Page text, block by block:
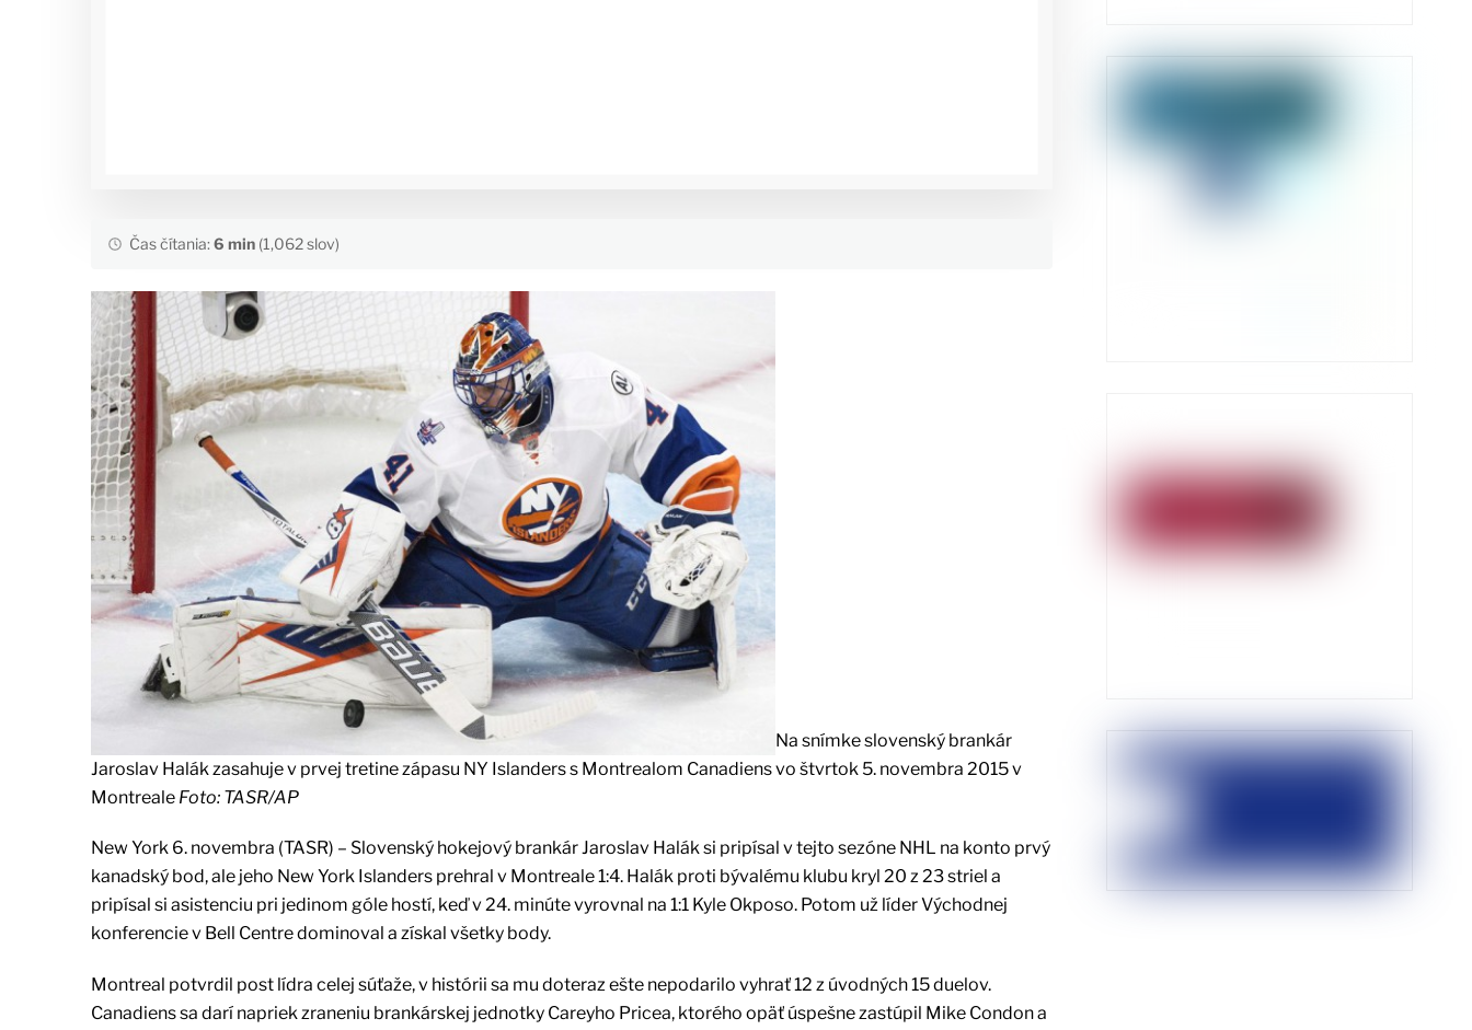
Čas čítania:6 min(1,062 slov)
Na snímke slovenský brankár
Jaroslav Halák zasahuje v prvej tretine zápasu NY Islanders s Montrealom Canadiens vo štvrtok 5. novembra 2015 v
Montreale Foto: TASR/AP
New York 6. novembra (TASR) – Slovenský hokejový brankár Jaroslav Halák si pripísal v tejto sezóne NHL na konto prvý
kanadský bod, ale jeho New York Islanders prehral v Montreale 1:4. Halák proti bývalému klubu kryl 20 z 23 striel a
pripísal si asistenciu pri jedinom góle hostí, keď v 24. minúte vyrovnal na 1:1 Kyle Okposo. Potom už líder Východnej
konferencie v Bell Centre dominoval a získal všetky body.
Montreal potvrdil post lídra celej súťaže, v histórii sa mu doteraz ešte nepodarilo vyhrať 12 z úvodných 15 duelov.
Canadiens sa darí napriek zraneniu brankárskej jednotky Careyho Pricea, ktorého opäť úspešne zastúpil Mike Condon a